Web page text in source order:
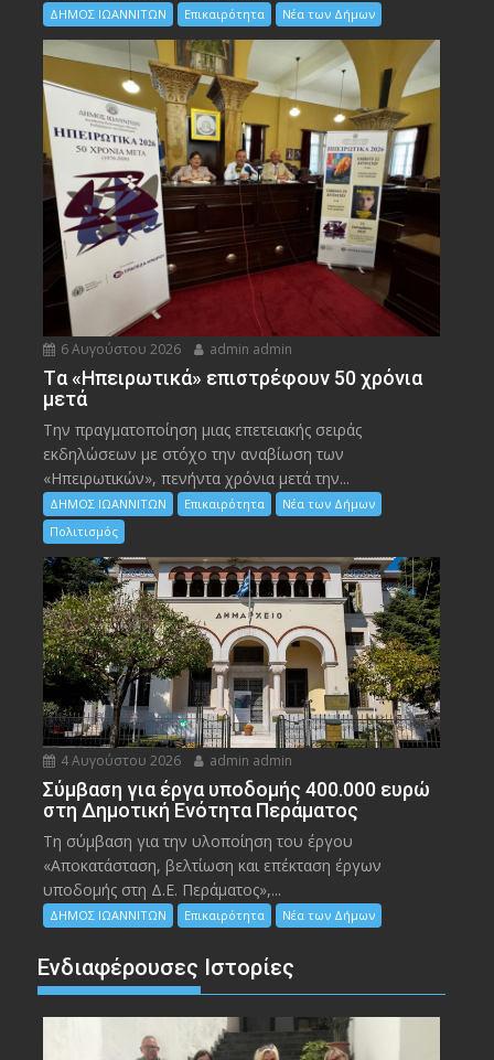
ΔΗΜΟΣ ΙΩΑΝΝΙΤΩΝ Επικαιρότητα Νέα των Δήμων
6 Αυγούστου 2026 admin admin
Tα «Ηπειρωτικά» επιστρέφουν 50 χρόνια
μετά
Την πραγματοποίηση μιας επετειακής σειράς
εκδηλώσεων με στόχο την αναβίωση των
«Ηπειρωτικών», πενήντα χρόνια μετά την...
ΔΗΜΟΣ ΙΩΑΝΝΙΤΩΝ Επικαιρότητα
Νέα των Δήμων
Πολιτισμός
4 Αυγούστου 2026 admin admin
Σύμβαση για έργα υποδομής 400.000 ευρώ
στη Δημοτική Ενότητα Περάματος
Τη σύμβαση για την υλοποίηση του έργου
«Αποκατάσταση, βελτίωση και επέκταση έργων
υποδομής στη Δ.Ε. Περάματος»,...
ΔΗΜΟΣ ΙΩΑΝΝΙΤΩΝ Επικαιρότητα Νέα των Δήμων
Ενδιαφέρουσες Ιστορίες